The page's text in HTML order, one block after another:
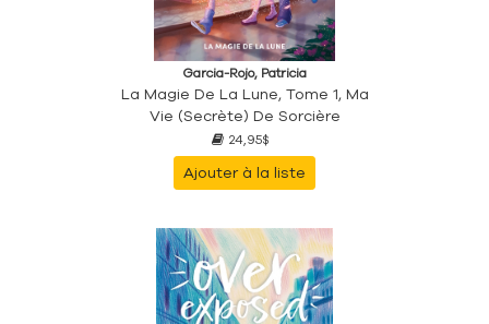
Garcia-Rojo, Patricia
La Magie De La Lune, Tome 1, Ma
Vie (secrète) De Sorcière
24,95$
Ajouter à la liste